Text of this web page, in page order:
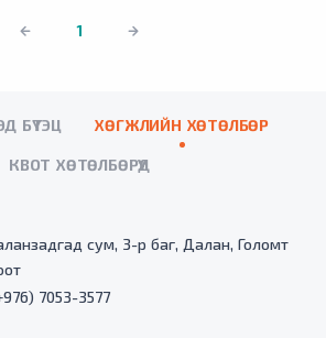
1
БҮТЭЦ ХӨГЖЛИЙН ХӨТӨЛБӨР
КВОТ ХӨТӨЛБӨРҮҮД
сум, 3-р баг, Далан, Голомт
7053-3577